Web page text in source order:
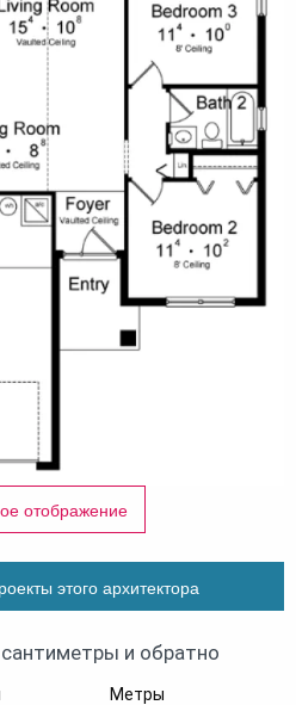
отображение
этого архитектора
и обратно
Метры